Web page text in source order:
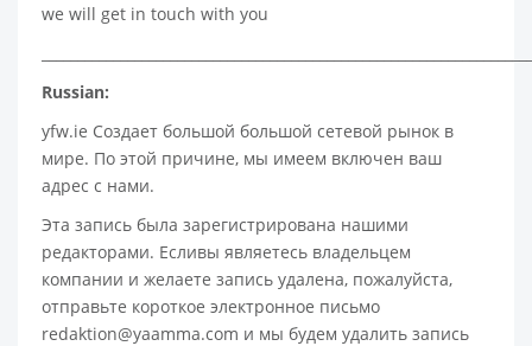
we will get in touch with you
Russian:
yfw.ie Создает большой большой сетевой рынок в
мире. По этой причине, мы имеем включен ваш
адрес с нами.
Эта запись была зарегистрирована нашими
редакторами. Есливы являетесь владельцем
компании и желаете запись удалена, пожалуйста,
отправьте короткое электронное письмо
redaktion@yaamma.com и мы будем удалить запись